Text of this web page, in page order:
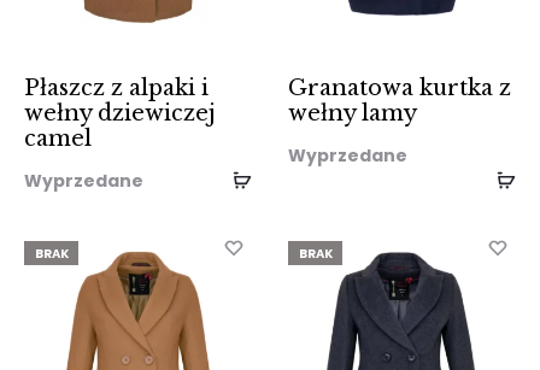
Płaszcz z alpaki i
wełny dziewiczej
camel
Wyprzedane
Granatowa kurtka z
wełny lamy
Wyprzedane
BRAK BRAK